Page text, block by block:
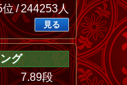
/ 244253人
見る
グ
7.89段